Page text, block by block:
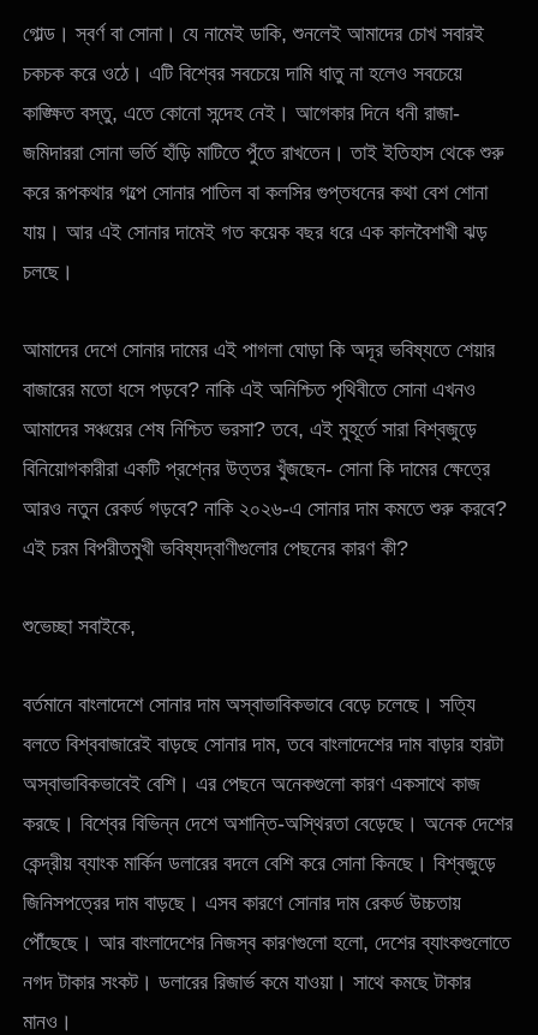
গোল্ড। স্বর্ণ বা সোনা। যে নামেই ডাকি, শুনলেই আমাদের চোখ সবারই
চকচক করে ওঠে। এটি বিশ্বের সবচেয়ে দামি ধাতু না হলেও সবচেয়ে
কাঙ্ক্ষিত বস্তু, এতে কোনো সন্দেহ নেই। আগেকার দিনে ধনী রাজা-
জমিদাররা সোনা ভর্তি হাঁড়ি মাটিতে পুঁতে রাখতেন। তাই ইতিহাস থেকে শুরু
করে রূপকথার গল্পে সোনার পাতিল বা কলসির গুপ্তধনের কথা বেশ শোনা
যায়। আর এই সোনার দামেই গত কয়েক বছর ধরে এক কালবৈশাখী ঝড়
চলছে।
আমাদের দেশে সোনার দামের এই পাগলা ঘোড়া কি অদূর ভবিষ্যতে শেয়ার
বাজারের মতো ধসে পড়বে? নাকি এই অনিশ্চিত পৃথিবীতে সোনা এখনও
আমাদের সঞ্চয়ের শেষ নিশ্চিত ভরসা? তবে, এই মুহূর্তে সারা বিশ্বজুড়ে
বিনিয়োগকারীরা একটি প্রশ্নের উত্তর খুঁজছেন- সোনা কি দামের ক্ষেত্রে
আরও নতুন রেকর্ড গড়বে? নাকি ২০২৬-এ সোনার দাম কমতে শুরু করবে?
এই চরম বিপরীতমুখী ভবিষ্যদ্বাণীগুলোর পেছনের কারণ কী?
শুভেচ্ছা সবাইকে,
বর্তমানে বাংলাদেশে সোনার দাম অস্বাভাবিকভাবে বেড়ে চলেছে। সত্যি
বলতে বিশ্ববাজারেই বাড়ছে সোনার দাম, তবে বাংলাদেশের দাম বাড়ার হারটা
অস্বাভাবিকভাবেই বেশি। এর পেছনে অনেকগুলো কারণ একসাথে কাজ
করছে। বিশ্বের বিভিন্ন দেশে অশান্তি-অস্থিরতা বেড়েছে। অনেক দেশের
কেন্দ্রীয় ব্যাংক মার্কিন ডলারের বদলে বেশি করে সোনা কিনছে। বিশ্বজুড়ে
জিনিসপত্রের দাম বাড়ছে। এসব কারণে সোনার দাম রেকর্ড উচ্চতায়
পৌঁছেছে। আর বাংলাদেশের নিজস্ব কারণগুলো হলো, দেশের ব্যাংকগুলোতে
নগদ টাকার সংকট। ডলারের রিজার্ভ কমে যাওয়া। সাথে কমছে টাকার
মানও।